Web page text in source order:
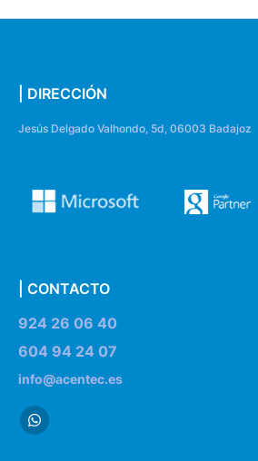
| DIRECCIÓN
Jesús Delgado Valhondo, 5d, 06003 Badajoz
| CONTACTO
924 26 06 40
604 94 24 07
info@acentec.es